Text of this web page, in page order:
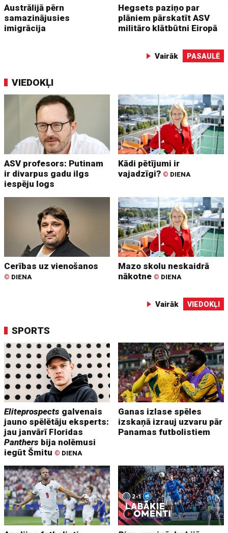
Austrālijā pērn
samazinājusies
imigrācija
Hegsets paziņo par
plāniem pārskatīt ASV
militāro klātbūtni Eiropā
Vairāk PASAULĒ
VIEDOKĻI
ASV profesors: Putinam
ir divarpus gadu ilgs
iespēju logs
Kādi pētījumi ir
vajadzīgi? © DIENA
Cerības uz vienošanos
© DIENA
Mazo skolu neskaidrā
nākotne © DIENA
Vairāk VIEDOKĻI
SPORTS
Eliteprospects galvenais
jauno spēlētāju eksperts:
jau janvārī Floridas
Panthers bija nolēmusi
iegūt Šmitu © DIENA
Ganas izlase spēles
izskaņā izrauj uzvaru pār
Panamas futbolistiem